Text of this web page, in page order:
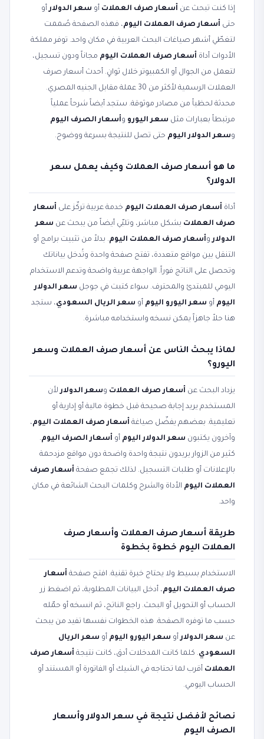
إذا كنت تبحث عن أسعار صرف العملات أو سعر الدولارأو
حتى أسعار صرف العملات اليوم، فهذه الصفحة صُممت
لتغطّي أشهر صياغات البحث العربية في مكان واحد. توفر مملكة
الأدوات أداة أسعار صرف العملات اليوم مجاناً ودون تسجيل،
لتعمل من الجوال أو الكمبيوتر خلال ثوانٍ. أحدث أسعار صرف
العملات الرسمية لأكثر من 30 عملة مقابل الجنيه المصري.
محدثة لحظياً من مصادر موثوقة. ستجد أيضاً شرحاً عملياً
مرتبطاً بعبارات مثل سعر اليورو وأسعار الصرف اليوم
وسعر الدولار اليوم حتى تصل للنتيجة بسرعة ووضوح.
ما هو أسعار صرف العملات وكيف يعمل سعر
الدولار؟
أداة أسعار صرف العملات اليوم خدمة عربية تركّز على أسعار
صرف العملات بشكل مباشر، وتلبّي أيضاً من يبحث عن سعر
الدولاروأسعار صرف العملات اليوم. بدلاً من تثبيت برامج أو
التنقل بين مواقع متعددة، تفتح صفحة واحدة وتُدخل بياناتك
وتحصل على الناتج فوراً. الواجهة عربية واضحة وتدعم الاستخدام
اليومي للمبتدئ والمحترف. سواء كتبت في جوجل سعر الدولار
اليوم أو سعر اليورو اليوم أو سعر الريال السعودي، ستجد
هنا حلاً جاهزاً يمكن نسخه واستخدامه مباشرة.
لماذا يبحث الناس عن أسعار صرف العملات وسعر
اليورو؟
يزداد البحث عن أسعار صرف العملات وسعر الدولارلأن
المستخدم يريد إجابة صحيحة قبل خطوة مالية أو إدارية أو
تعليمية. بعضهم يفضّل صياغة أسعار صرف العملات اليوم،
وآخرون يكتبون سعر الدولار اليوم أو أسعار الصرف اليوم.
كثير من الزوار يريدون نتيجة واحدة واضحة دون مواقع مزدحمة
بالإعلانات أو طلبات التسجيل. لذلك تجمع صفحة أسعار صرف
العملات اليوم الأداة والشرح وكلمات البحث الشائعة في مكان
واحد.
طريقة أسعار صرف العملات وأسعار صرف
العملات اليوم خطوة بخطوة
الاستخدام بسيط ولا يحتاج خبرة تقنية. افتح صفحة أسعار
صرف العملات اليوم، أدخل البيانات المطلوبة، ثم اضغط زر
الحساب أو التحويل أو البحث. راجع الناتج، ثم انسخه أو حمّله
حسب ما توفره الصفحة. هذه الخطوات نفسها تفيد من يبحث
عن سعر الدولارأو سعر اليورو اليوم أو سعر الريال
السعودي. كلما كانت المدخلات أدق، كانت نتيجة أسعار صرف
العملات أقرب لما تحتاجه في الشيك أو الفاتورة أو المستند أو
الحساب اليومي.
نصائح لأفضل نتيجة في سعر الدولار وأسعار
الصرف اليوم